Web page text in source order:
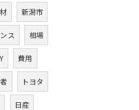
新潟市
ス 相場
費用
トヨタ
日産